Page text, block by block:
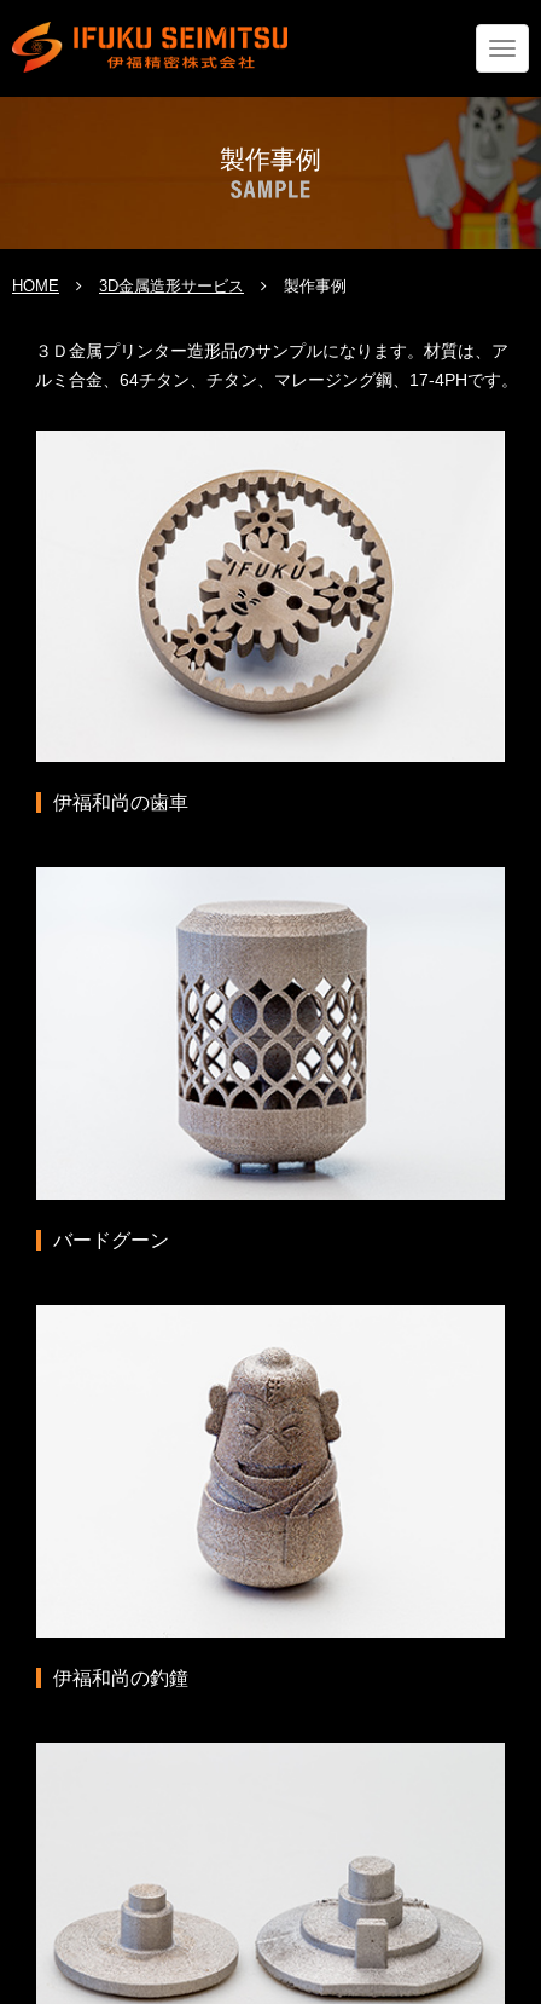
製作事例
HOME 3D金属造形サービス 製作事例
３Ｄ金属プリンター造形品のサンプルになります。材質は、ア
ルミ合金、64チタン、チタン、マレージング鋼、17-4PHです。
伊福和尚の歯車
バードグーン
伊福和尚の釣鐘